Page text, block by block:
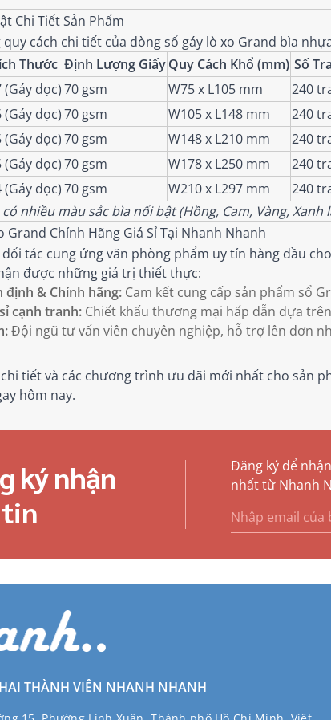
Chi Tiết Sản Phẩm
cách chi tiết của dòng sổ gáy lò xo Grand bìa
Thước Định Lượng GiấyQuy Cách Khổ (mm) Số
(Gáy dọc)70 gsm W75 x L105 mm 240
(Gáy dọc)70 gsm W105 x L148 mm 240
(Gáy dọc)70 gsm W148 x L210 mm 240
(Gáy dọc)70 gsm W178 x L250 mm 240
(Gáy dọc)70 gsm W210 x L297 mm 240
nhiều màu sắc bìa nổi bật (Hồng, Cam, Vàng,
Grand Chính Hãng Giá Sỉ Tại Nhanh Nhanh
đối tác cung ứng văn phòng phẩm uy tín hàng đầu
được những giá trị thiết thực:
định & Chính hãng: Cam kết cung cấp sản phẩm sổ
cạnh tranh: Chiết khấu thương mại hấp dẫn dựa
Đội ngũ tư vấn viên chuyên nghiệp, hỗ trợ lên đơn
tiết và các chương trình ưu đãi mới nhất cho sản
hôm nay.
ký nhận
Đăng ký để
nhất từ Nhanh
THÀNH VIÊN NHANH NHANH